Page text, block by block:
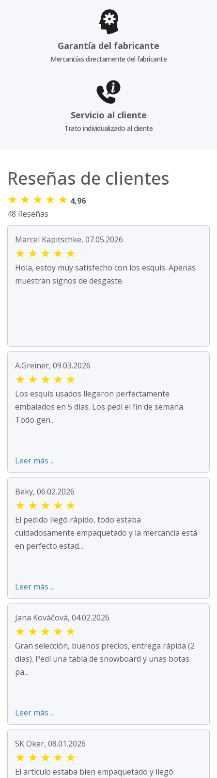
Garantía del fabricante
Mercancías directamente del fabricante
Servicio al cliente
Trato individualizado al cliente
Reseñas de clientes
★ ★ ★ ★ ★ 4,96
48 Reseñas
Marcel Kapitschke, 07.05.2026
★ ★ ★ ★ ★
Hola, estoy muy satisfecho con los esquís. Apenas
muestran signos de desgaste.
A.Greiner, 09.03.2026
★ ★ ★ ★ ★
Los esquís usados llegaron perfectamente
embalados en 5 días. Los pedí el fin de semana.
Todo gen...
Leer más ...
Beky, 06.02.2026
★ ★ ★ ★ ★
El pedido llegó rápido, todo estaba
cuidadosamente empaquetado y la mercancía está
en perfecto estad...
Leer más ...
Jana Kováčová, 04.02.2026
★ ★ ★ ★ ★
Gran selección, buenos precios, entrega rápida (2
días). Pedí una tabla de snowboard y unas botas
pa...
Leer más ...
SK Oker, 08.01.2026
★ ★ ★ ★ ★
El artículo estaba bien empaquetado y llegó